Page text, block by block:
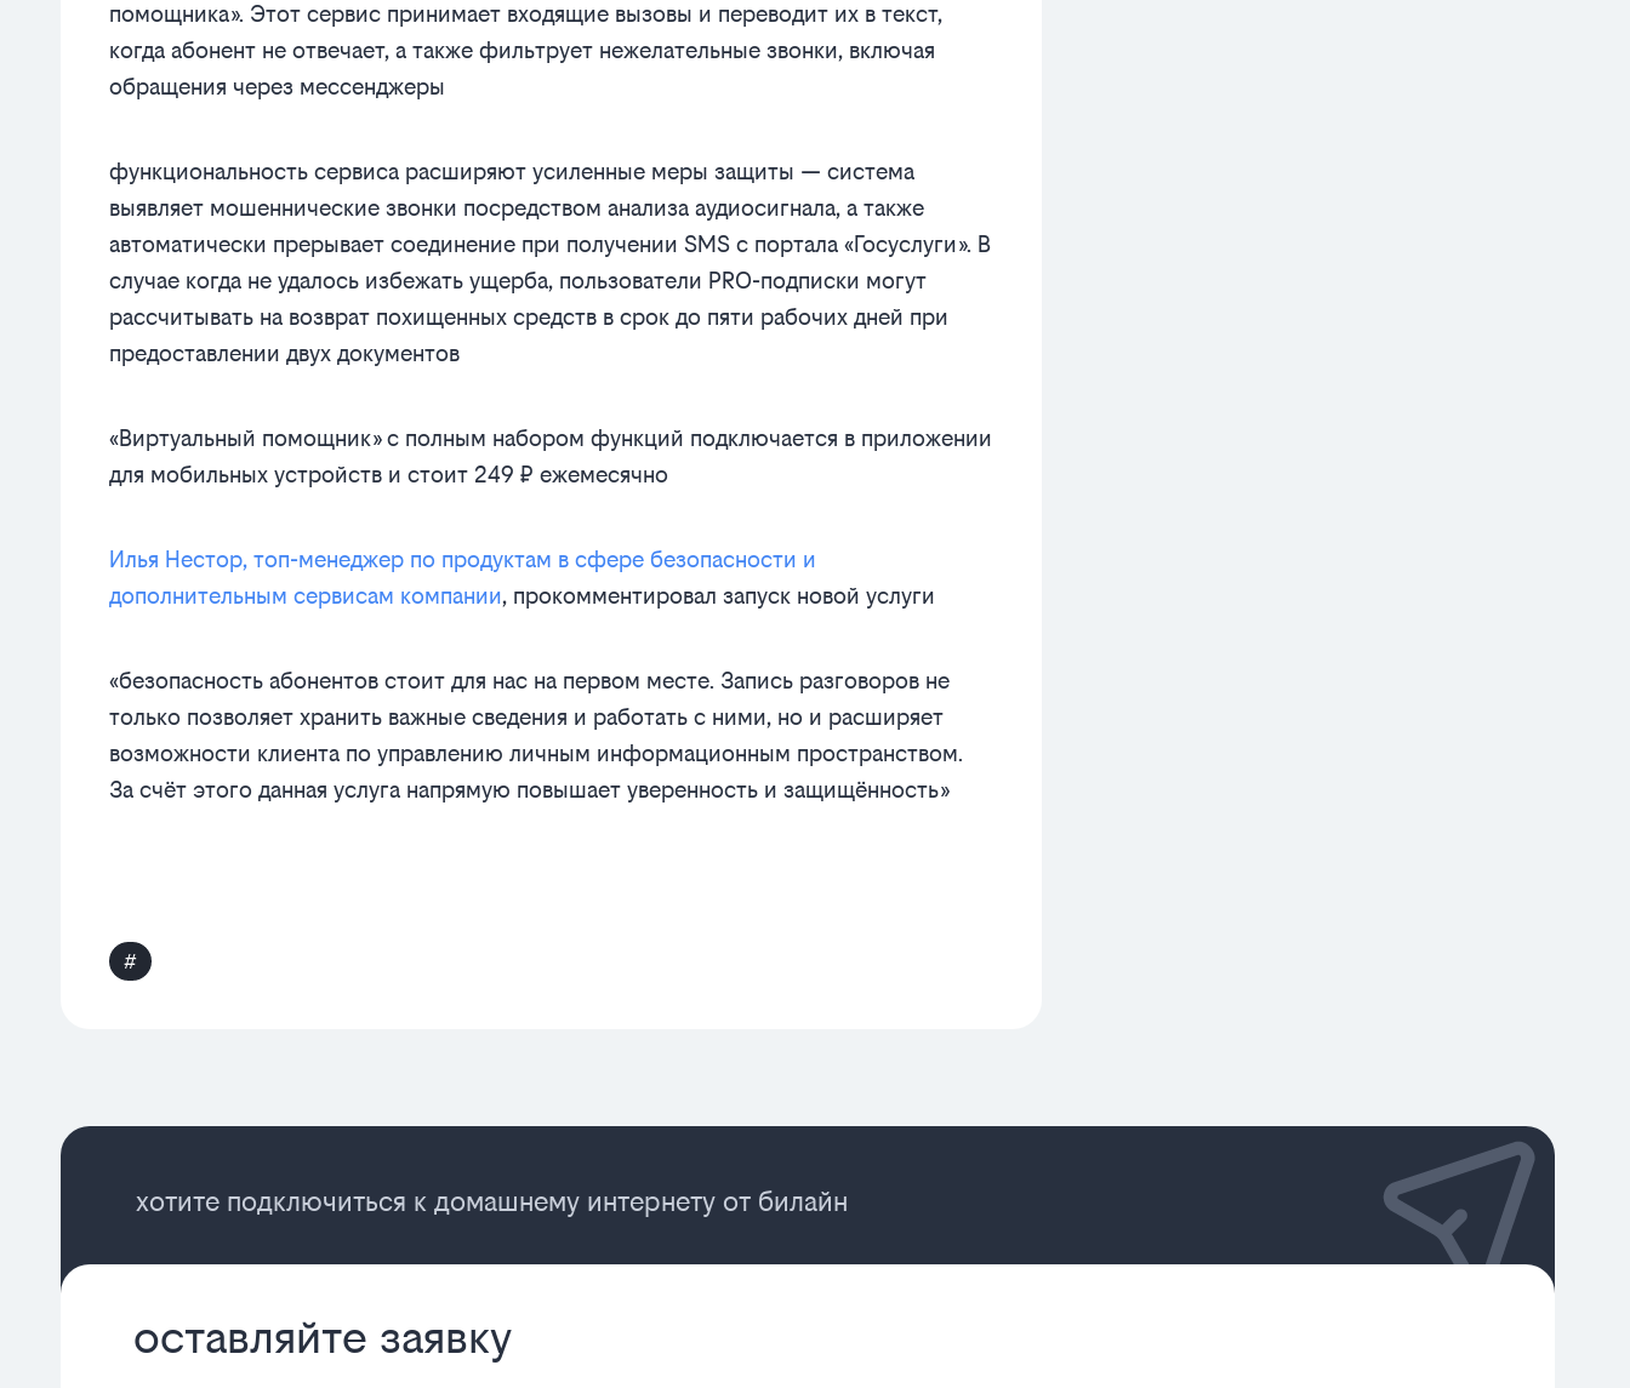
помощника». Этот сервис принимает входящие вызовы и переводит их в текст,
когда абонент не отвечает, а также фильтрует нежелательные звонки, включая
обращения через мессенджеры
функциональность сервиса расширяют усиленные меры защиты — система
выявляет мошеннические звонки посредством анализа аудиосигнала, а также
автоматически прерывает соединение при получении SMS с портала «Госуслуги». В
случае когда не удалось избежать ущерба, пользователи PRO-подписки могут
рассчитывать на возврат похищенных средств в срок до пяти рабочих дней при
предоставлении двух документов
«Виртуальный помощник» с полным набором функций подключается в приложении
для мобильных устройств и стоит 249 ₽ ежемесячно
Илья Нестор, топ-менеджер по продуктам в сфере безопасности и
дополнительным сервисам компании, прокомментировал запуск новой услуги
«безопасность абонентов стоит для нас на первом месте. Запись разговоров не
только позволяет хранить важные сведения и работать с ними, но и расширяет
возможности клиента по управлению личным информационным пространством.
За счёт этого данная услуга напрямую повышает уверенность и защищённость»
#
хотите подключиться к домашнему интернету от билайн
оставляйте заявку